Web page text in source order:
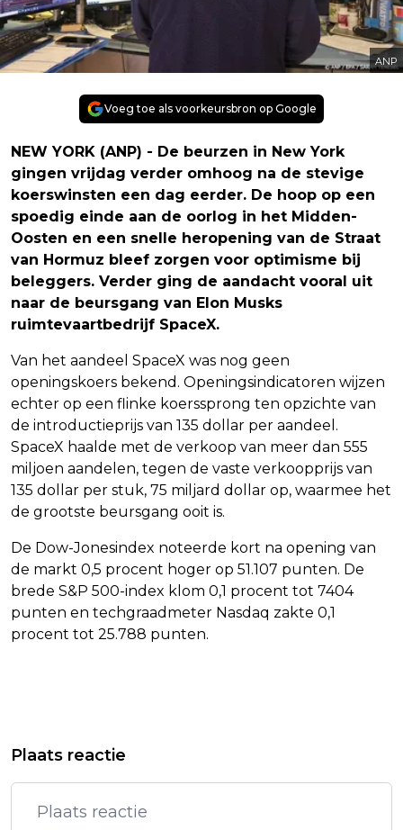
ANP
Voeg toe als voorkeursbron op Google
NEW YORK (ANP) - De beurzen in New York
gingen vrijdag verder omhoog na de stevige
koerswinsten een dag eerder. De hoop op een
spoedig einde aan de oorlog in het Midden-
Oosten en een snelle heropening van de Straat
van Hormuz bleef zorgen voor optimisme bij
beleggers. Verder ging de aandacht vooral uit
naar de beursgang van Elon Musks
ruimtevaartbedrijf SpaceX.
Van het aandeel SpaceX was nog geen
openingskoers bekend. Openingsindicatoren wijzen
echter op een flinke koerssprong ten opzichte van
de introductieprijs van 135 dollar per aandeel.
SpaceX haalde met de verkoop van meer dan 555
miljoen aandelen, tegen de vaste verkoopprijs van
135 dollar per stuk, 75 miljard dollar op, waarmee het
de grootste beursgang ooit is.
De Dow-Jonesindex noteerde kort na opening van
de markt 0,5 procent hoger op 51.107 punten. De
brede S&P 500-index klom 0,1 procent tot 7404
punten en techgraadmeter Nasdaq zakte 0,1
procent tot 25.788 punten.
AMBASSADEURSPRIJS VOOR FREE A
MEERDERE PERSONEN AANGEHOUDEN
OM EXPLOSIE IN AMSTERDAM
Plaats reactie